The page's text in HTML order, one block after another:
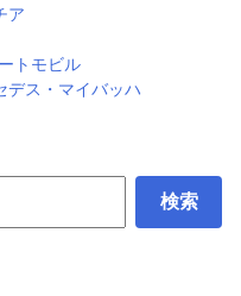
ア
トモビル
デス・マイバッハ
検索